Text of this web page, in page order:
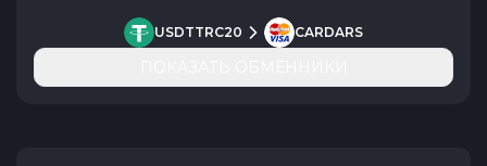
USDTTRC20 CARDARS